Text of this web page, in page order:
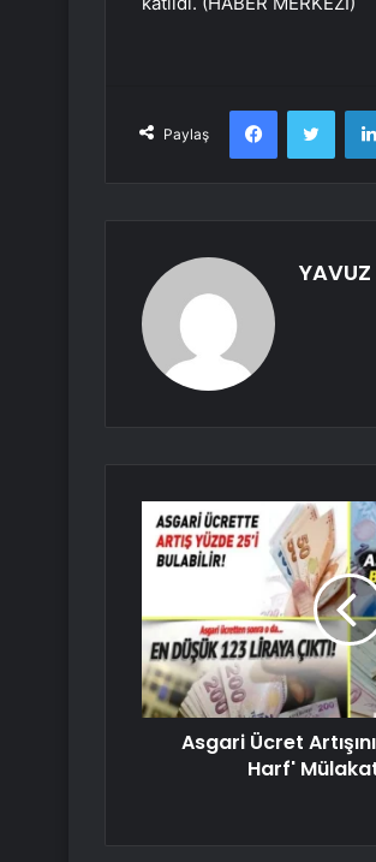
Paylaş
Facebook
YAVUZ
Asgari Ücret
Harf'